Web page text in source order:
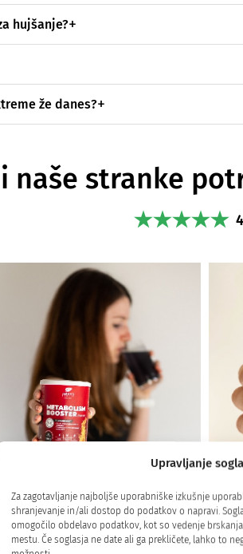
Upravljanje
Za zagotavljanje najboljše uporabniške izkušnje
shranjevanje in/ali dostop do podatkov o napravi.
omogočilo obdelavo podatkov, kot so vedenje
mestu. Če soglasja ne date ali ga prekličete, lahko to
hujšanje?
že danes?
naše stranke
5/5